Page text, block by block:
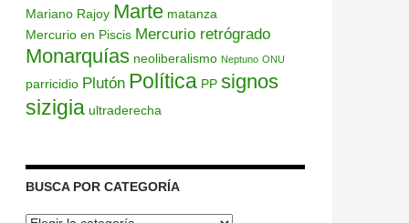
Mariano Rajoy Marte matanza
Mercurio en Piscis Mercurio retrógrado
Monarquías neoliberalismo Neptuno ONU
parricidio Plutón Política PP signos
sizigia ultraderecha
BUSCA POR CATEGORÍA